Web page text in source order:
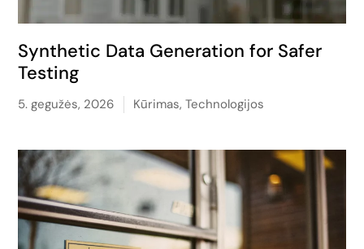
Synthetic Data Generation for Safer
Testing
5. gegužės, 2026 Kūrimas,Technologijos